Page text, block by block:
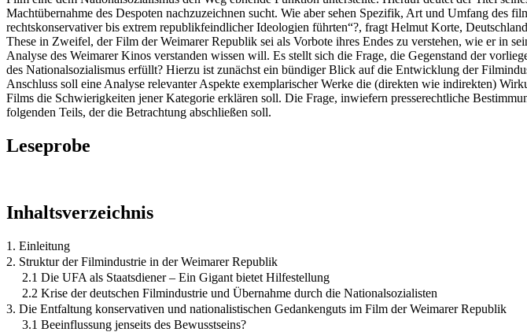
Machtübernahme des Despoten nachzuzeichnen sucht. Wie aber sehen Spezifik, Art und Umfang des
rechtskonservativer bis extrem republikfeindlicher Ideologien führten“?, fragt Helmut Korte,
These in Zweifel, der Film der Weimarer Republik sei als Vorbote ihres Endes zu verstehen, wie er in
Analyse des Weimarer Kinos verstanden wissen will. Es stellt sich die Frage, die Gegenstand der
des Nationalsozialismus erfüllt? Hierzu ist zunächst ein bündiger Blick auf die Entwicklung der
Anschluss soll eine Analyse relevanter Aspekte exemplarischer Werke die (direkten wie indirekten)
Films die Schwierigkeiten jener Kategorie erklären soll. Die Frage, inwiefern presserechtliche
folgenden Teils, der die Betrachtung abschließen soll.
Leseprobe
Inhaltsverzeichnis
1. Einleitung
2. Struktur der Filmindustrie in der Weimarer Republik
2.1 Die UFA als Staatsdiener – Ein Gigant bietet Hilfestellung
2.2 Krise der deutschen Filmindustrie und Übernahme durch die Nationalsozialisten
3. Die Entfaltung konservativen und nationalistischen Gedankenguts im Film der Weimarer Republik
3.1 Beeinflussung jenseits des Bewusstseins?